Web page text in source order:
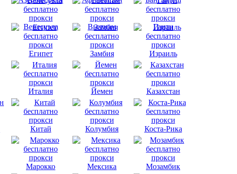
Венесуэла Вьетнам Гаити
Египет Замбия Израиль
Италия Йемен Казахстан
Китай Колумбия Коста-Рика
Марокко Мексика Мозамбик